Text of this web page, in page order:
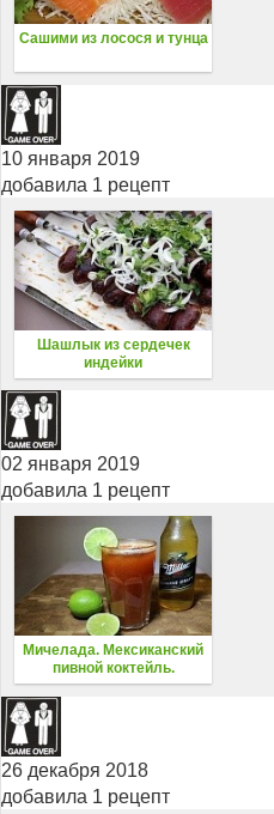
Сашими из лосося и тунца
10 января 2019
добавила 1 рецепт
Шашлык из сердечек
индейки
02 января 2019
добавила 1 рецепт
Мичелада. Мексиканский
пивной коктейль.
26 декабря 2018
добавила 1 рецепт